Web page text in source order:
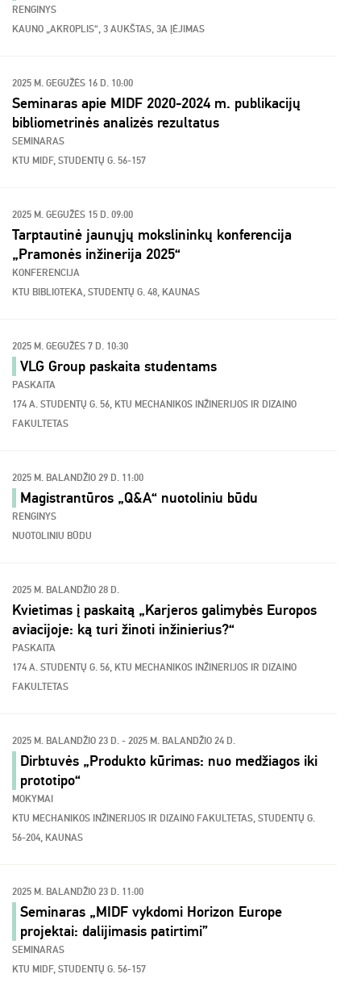
RENGINYS
KAUNO „AKROPLIS“, 3 AUKŠTAS, 3A ĮĖJIMAS
2025 M. GEGUŽĖS 16 D. 10:00
Seminaras apie MIDF 2020-2024 m. publikacijų
bibliometrinės analizės rezultatus
SEMINARAS
KTU MIDF, STUDENTŲ G. 56-157
2025 M. GEGUŽĖS 15 D. 09:00
Tarptautinė jaunųjų mokslininkų konferencija
„Pramonės inžinerija 2025“
KONFERENCIJA
KTU BIBLIOTEKA, STUDENTŲ G. 48, KAUNAS
2025 M. GEGUŽĖS 7 D. 10:30
VLG Group paskaita studentams
PASKAITA
174 A. STUDENTŲ G. 56, KTU MECHANIKOS INŽINERIJOS IR DIZAINO
FAKULTETAS
2025 M. BALANDŽIO 29 D. 11:00
Magistrantūros „Q&A“ nuotoliniu būdu
RENGINYS
NUOTOLINIU BŪDU
2025 M. BALANDŽIO 28 D.
Kvietimas į paskaitą „Karjeros galimybės Europos
aviacijoje: ką turi žinoti inžinierius?“
PASKAITA
174 A. STUDENTŲ G. 56, KTU MECHANIKOS INŽINERIJOS IR DIZAINO
FAKULTETAS
2025 M. BALANDŽIO 23 D. - 2025 M. BALANDŽIO 24 D.
Dirbtuvės „Produkto kūrimas: nuo medžiagos iki
prototipo“
MOKYMAI
KTU MECHANIKOS INŽINERIJOS IR DIZAINO FAKULTETAS, STUDENTŲ G.
56-204, KAUNAS
2025 M. BALANDŽIO 23 D. 11:00
Seminaras „MIDF vykdomi Horizon Europe
projektai: dalijimasis patirtimi”
SEMINARAS
KTU MIDF, STUDENTŲ G. 56-157